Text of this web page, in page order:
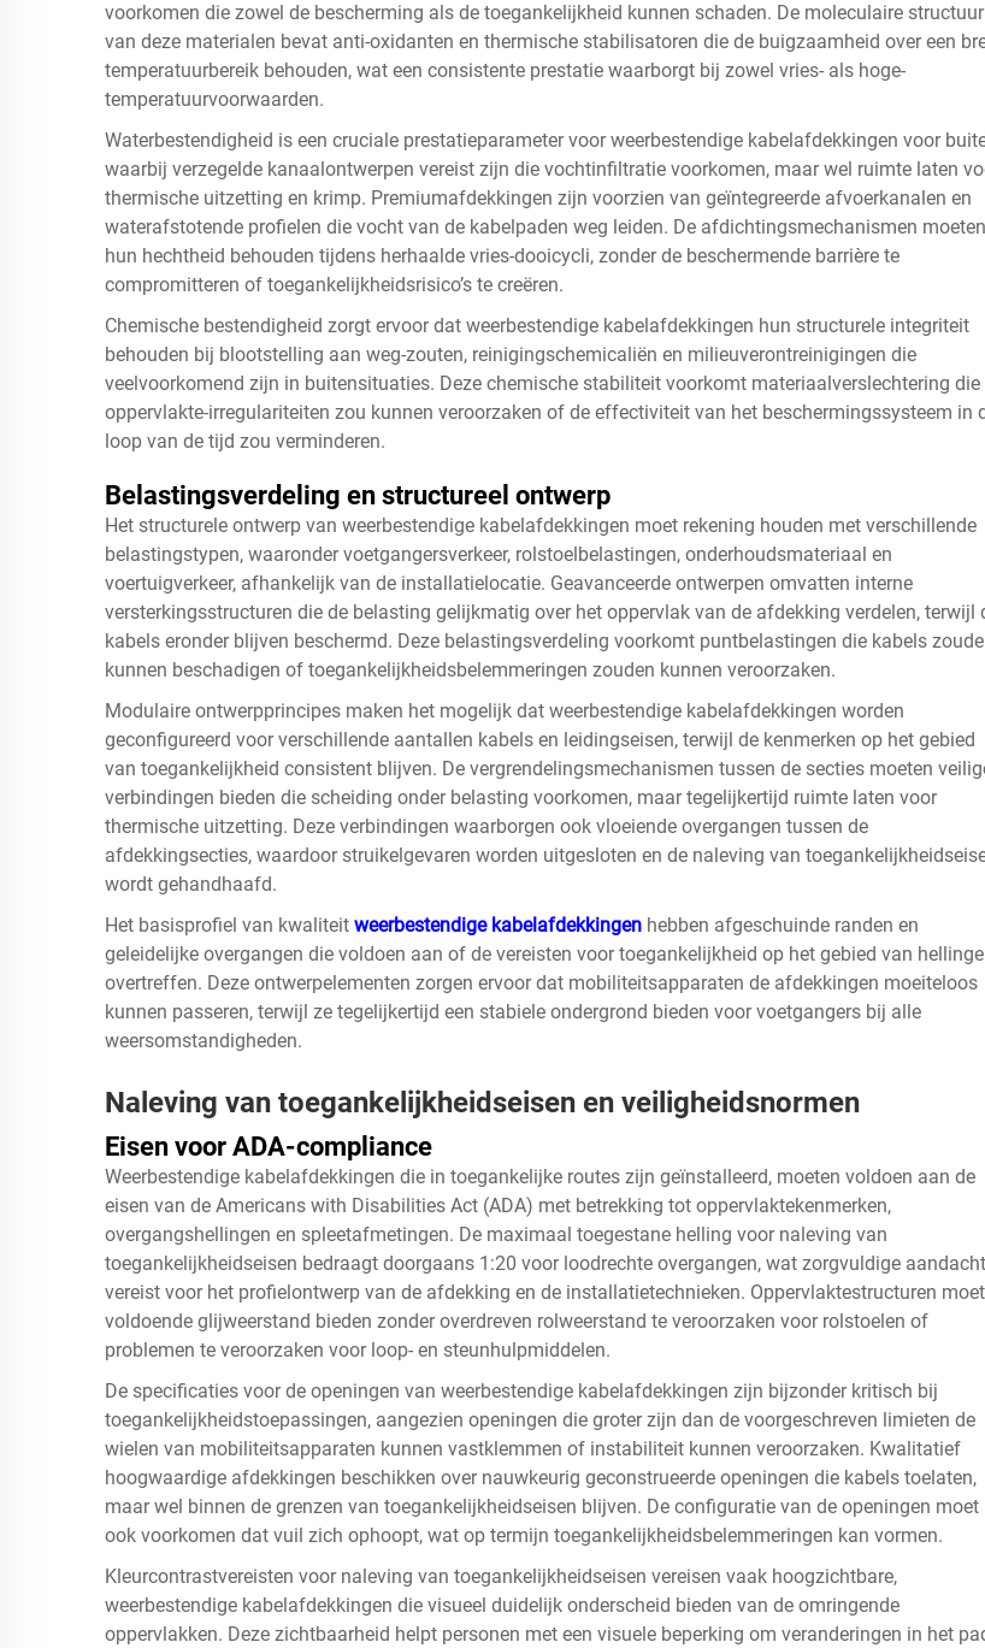
voorkomen die zowel de bescherming als de toegankelijkheid kunnen schaden. De moleculaire structuur
van deze materialen bevat anti-oxidanten en thermische stabilisatoren die de buigzaamheid over een
temperatuurbereik behouden, wat een consistente prestatie waarborgt bij zowel vries- als hoge-
temperatuurvoorwaarden.
Waterbestendigheid is een cruciale prestatieparameter voor weerbestendige kabelafdekkingen voor
waarbij verzegelde kanaalontwerpen vereist zijn die vochtinfiltratie voorkomen, maar wel ruimte laten
thermische uitzetting en krimp. Premiumafdekkingen zijn voorzien van geïntegreerde afvoerkanalen en
waterafstotende profielen die vocht van de kabelpaden weg leiden. De afdichtingsmechanismen moeten
hun hechtheid behouden tijdens herhaalde vries-dooicycli, zonder de beschermende barrière te
compromitteren of toegankelijkheidsrisico’s te creëren.
Chemische bestendigheid zorgt ervoor dat weerbestendige kabelafdekkingen hun structurele integriteit
behouden bij blootstelling aan weg-zouten, reinigingschemicaliën en milieuverontreinigingen die
veelvoorkomend zijn in buitensituaties. Deze chemische stabiliteit voorkomt materiaalverslechtering die
oppervlakte-irregulariteiten zou kunnen veroorzaken of de effectiviteit van het beschermingssysteem in
loop van de tijd zou verminderen.
Belastingsverdeling en structureel ontwerp
Het structurele ontwerp van weerbestendige kabelafdekkingen moet rekening houden met verschillende
belastingstypen, waaronder voetgangersverkeer, rolstoelbelastingen, onderhoudsmateriaal en
voertuigverkeer, afhankelijk van de installatielocatie. Geavanceerde ontwerpen omvatten interne
versterkingsstructuren die de belasting gelijkmatig over het oppervlak van de afdekking verdelen, terwijl
kabels eronder blijven beschermd. Deze belastingsverdeling voorkomt puntbelastingen die kabels
kunnen beschadigen of toegankelijkheidsbelemmeringen zouden kunnen veroorzaken.
Modulaire ontwerpprincipes maken het mogelijk dat weerbestendige kabelafdekkingen worden
geconfigureerd voor verschillende aantallen kabels en leidingseisen, terwijl de kenmerken op het gebied
van toegankelijkheid consistent blijven. De vergrendelingsmechanismen tussen de secties moeten
verbindingen bieden die scheiding onder belasting voorkomen, maar tegelijkertijd ruimte laten voor
thermische uitzetting. Deze verbindingen waarborgen ook vloeiende overgangen tussen de
afdekkingsecties, waardoor struikelgevaren worden uitgesloten en de naleving van
wordt gehandhaafd.
Het basisprofiel van kwaliteit weerbestendige kabelafdekkingen hebben afgeschuinde randen en
geleidelijke overgangen die voldoen aan of de vereisten voor toegankelijkheid op het gebied van
overtreffen. Deze ontwerpelementen zorgen ervoor dat mobiliteitsapparaten de afdekkingen moeiteloos
kunnen passeren, terwijl ze tegelijkertijd een stabiele ondergrond bieden voor voetgangers bij alle
weersomstandigheden.
Naleving van toegankelijkheidseisen en veiligheidsnormen
Eisen voor ADA-compliance
Weerbestendige kabelafdekkingen die in toegankelijke routes zijn geïnstalleerd, moeten voldoen aan de
eisen van de Americans with Disabilities Act (ADA) met betrekking tot oppervlaktekenmerken,
overgangshellingen en spleetafmetingen. De maximaal toegestane helling voor naleving van
toegankelijkheidseisen bedraagt doorgaans 1:20 voor loodrechte overgangen, wat zorgvuldige aandacht
vereist voor het profielontwerp van de afdekking en de installatietechnieken. Oppervlaktestructuren
voldoende glijweerstand bieden zonder overdreven rolweerstand te veroorzaken voor rolstoelen of
problemen te veroorzaken voor loop- en steunhulpmiddelen.
De specificaties voor de openingen van weerbestendige kabelafdekkingen zijn bijzonder kritisch bij
toegankelijkheidstoepassingen, aangezien openingen die groter zijn dan de voorgeschreven limieten de
wielen van mobiliteitsapparaten kunnen vastklemmen of instabiliteit kunnen veroorzaken. Kwalitatief
hoogwaardige afdekkingen beschikken over nauwkeurig geconstrueerde openingen die kabels toelaten,
maar wel binnen de grenzen van toegankelijkheidseisen blijven. De configuratie van de openingen moet
ook voorkomen dat vuil zich ophoopt, wat op termijn toegankelijkheidsbelemmeringen kan vormen.
Kleurcontrastvereisten voor naleving van toegankelijkheidseisen vereisen vaak hoogzichtbare,
weerbestendige kabelafdekkingen die visueel duidelijk onderscheid bieden van de omringende
oppervlakken. Deze zichtbaarheid helpt personen met een visuele beperking om veranderingen in het